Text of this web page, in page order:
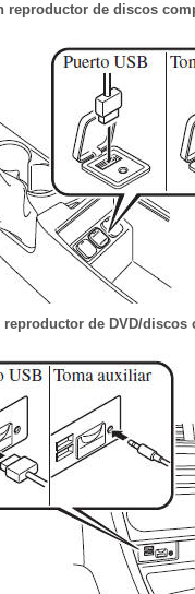
reproductor de discos
de DVD/discos